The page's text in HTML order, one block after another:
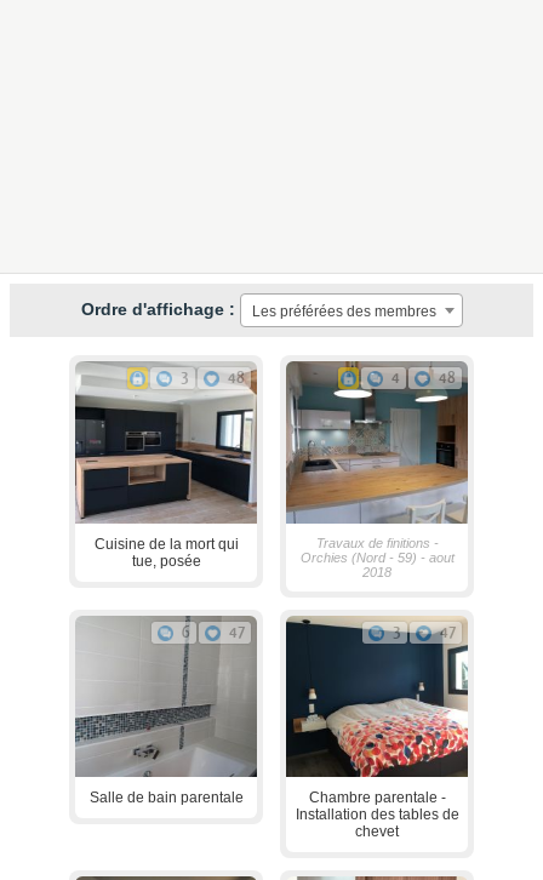
Ordre d'affichage : Les préférées des membres
3 48
Cuisine de la mort qui
tue, posée
4 48
Travaux de finitions -
Orchies (Nord - 59) - aout
2018
6 47
Salle de bain parentale
3 47
Chambre parentale -
Installation des tables de
chevet